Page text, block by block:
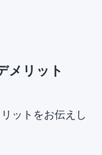
メリット
ットをお伝えし